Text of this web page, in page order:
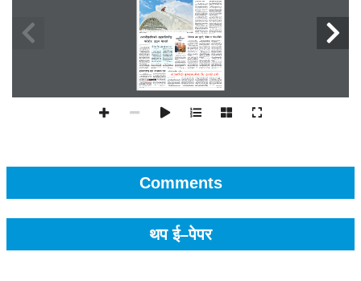
Comments
थप ई–पेपर